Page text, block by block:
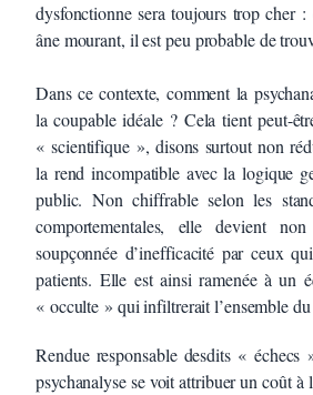
dysfonctionne sera toujours trop cher :
âne mourant, il est peu probable de
Dans ce contexte, comment la
la coupable idéale ? Cela tient peut-
« scientifique », disons surtout non
la rend incompatible avec la logique
public. Non chiffrable selon les
comportementales, elle devient
soupçonnée d’inefficacité par ceux
patients. Elle est ainsi ramenée à un
« occulte » qui infiltrerait l’ensemble du
Rendue responsable desdits «
psychanalyse se voit attribuer un coût à